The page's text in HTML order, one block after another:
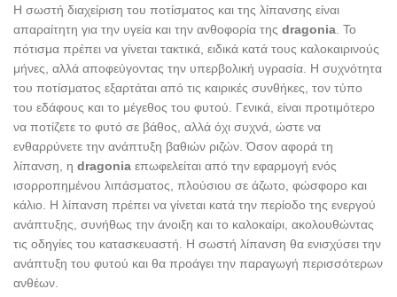
Η σωστή διαχείριση του ποτίσματος και της λίπανσης είναι
απαραίτητη για την υγεία και την ανθοφορία της dragonia . Το
πότισμα πρέπει να γίνεται τακτικά, ειδικά κατά τους καλοκαιρινούς
μήνες, αλλά αποφεύγοντας την υπερβολική υγρασία. Η συχνότητα
του ποτίσματος εξαρτάται από τις καιρικές συνθήκες, τον τύπο
του εδάφους και το μέγεθος του φυτού. Γενικά, είναι προτιμότερο
να ποτίζετε το φυτό σε βάθος, αλλά όχι συχνά, ώστε να
ενθαρρύνετε την ανάπτυξη βαθιών ριζών. Όσον αφορά τη
λίπανση, η dragonia επωφελείται από την εφαρμογή ενός
ισορροπημένου λιπάσματος, πλούσιου σε άζωτο, φώσφορο και
κάλιο. Η λίπανση πρέπει να γίνεται κατά την περίοδο της ενεργού
ανάπτυξης, συνήθως την άνοιξη και το καλοκαίρι, ακολουθώντας
τις οδηγίες του κατασκευαστή. Η σωστή λίπανση θα ενισχύσει την
ανάπτυξη του φυτού και θα προάγει την παραγωγή περισσότερων
ανθέων.